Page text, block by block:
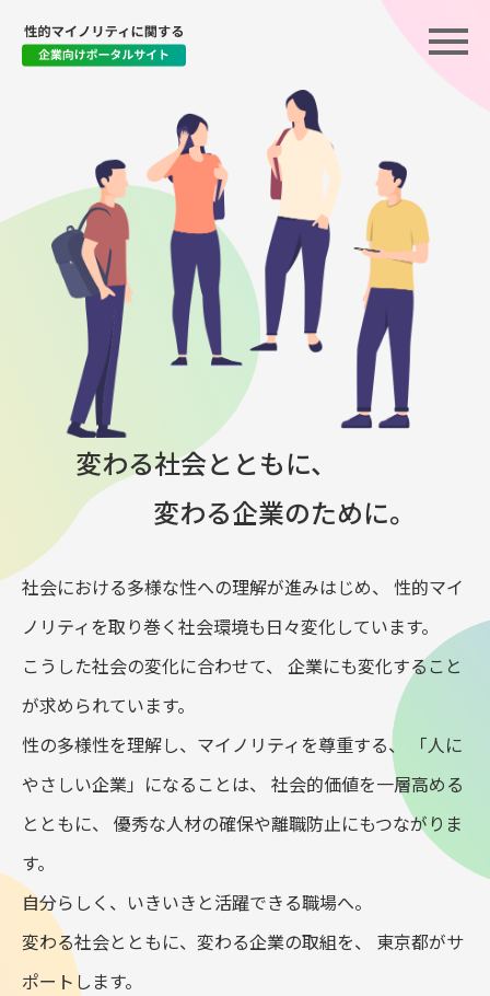
変わる社会とともに、
変わる企業のために。
社会における多様な性への理解が進みはじめ、 性的マイ
ノリティを取り巻く社会環境も日々変化しています。
こうした社会の変化に合わせて、 企業にも変化すること
が求められています。
性の多様性を理解し、マイノリティを尊重する、
「人に
やさしい企業」になることは、 社会的価値を一層高める
とともに、 優秀な人材の確保や離職防止にもつながりま
す。
自分らしく、いきいきと活躍できる職場へ。
変わる社会とともに、変わる企業の取組を、
東京都がサ
ポートします。